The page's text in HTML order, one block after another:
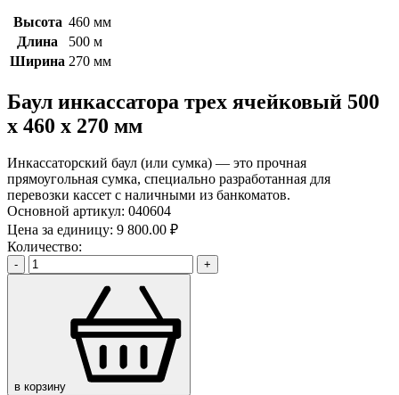
Высота 460 мм
Длина
500 м
Ширина 270 мм
Баул инкассатора трех ячейковый 500
х 460 х 270 мм
Инкассаторский баул (или сумка) — это прочная
прямоугольная сумка, специально разработанная для
перевозки кассет с наличными из банкоматов.
Основной артикул: 040604
Цена за единицу: 9 800.00 ₽
Количество:
- +
в корзину